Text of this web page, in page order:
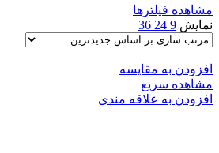
مشاهده فیلترها
نمایش 9
24
36
افزودن به مقایسه
مشاهده سریع
افزودن به علاقه مندی